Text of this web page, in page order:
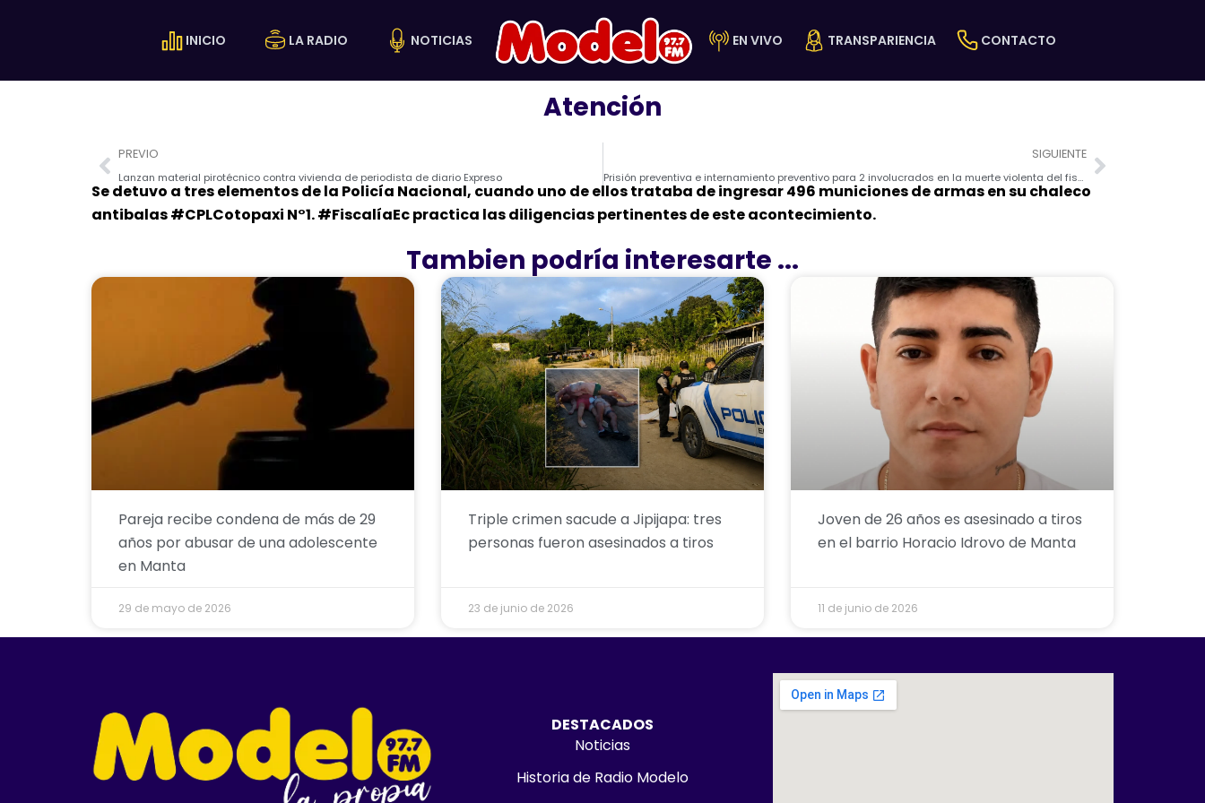
INICIO LA RADIO NOTICIAS EN VIVO TRANSPARIENCIA CONTACTO
Atención
Prev
PREVIO
Lanzan material pirotécnico contra vivienda de periodista de diario Expreso
SIGUIENTE
Prisión preventiva e internamiento preventivo para 2 involucrados en la muerte violenta del fiscal Édgar E. Z.
Next
Se detuvo a tres elementos de la Policía Nacional, cuando uno de ellos trataba de ingresar 496 municiones de armas en su chaleco
antibalas #CPLCotopaxi N°1. #FiscalíaEc practica las diligencias pertinentes de este acontecimiento.
Tambien podría interesarte ...
Pareja recibe condena de más de 29
años por abusar de una adolescente
en Manta
29 de mayo de 2026
Triple crimen sacude a Jipijapa: tres
personas fueron asesinados a tiros
23 de junio de 2026
Joven de 26 años es asesinado a tiros
en el barrio Horacio Idrovo de Manta
11 de junio de 2026
DESTACADOS
Noticias
Historia de Radio Modelo